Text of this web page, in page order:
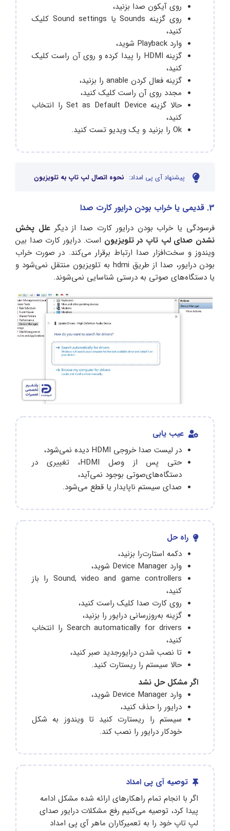
روی آیکون صدا بزنید،
روی گزینه Sounds یا Sound settings کلیک
کنید،
وارد Playback شوید،
گزینه HDMI را پیدا کرده و روی آن راست کلیک
کنید،
گزینه فعال کردن anable را بزنید،
مجدد روی آن راست کلیک کنید،
حالا گزینه Set as Default Device را انتخاب
کنید،
Ok را بزنید و یک ویدیو‌ تست کنید.
پیشنهاد آی پی امداد: نحوه اتصال لپ تاپ به تلویزیون
3. قدیمی یا خراب بودن درایور کارت صدا
فرسودگی یا خراب بودن درایور کارت صدا از دیگرعلل پخش
نشدن صدای لپ تاپ در تلویزیون است. درایور کارت صدا بین
ویندوز و سخت‌افزار صدا ارتباط برقرار می‌کند. در صورت خراب
بودن درایور، صدا از طریق hdmi به تلویزیون منتقل نمی‌شود و
یا دستگاه‌های صوتی به درستی شناسایی نمی‌شوند.
عیب یابی
در لیست صدا خروجی HDMI دیده نمی‌شود،
حتی پس از وصل HDMI، تغییری در
دستگاه‌های‌صوتی بوجود‌ نمی‌آید،
صدای سیستم ناپایدار یا قطع می‌شود.
راه حل
دکمه استارت‌‌را بزنید،
وارد Device Manager شوید،
Sound, video and game controllers را باز
کنید،
روی کارت صدا کلیک راست کنید،
گزینه به‌روزرسانی درایور را بزنید،
Search automatically for drivers را انتخاب
کنید،
تا نصب شدن درایور‌جدید صبر‌ کنید،
حالا سیستم‌‌‌ را ریستارت کنید.
اگر مشکل حل نشد
وارد Device Manager شوید،
درایور را حذف کنید،
سیستم را ریستارت کنید تا ویندوز به شکل
خودکار درایور را نصب کند.
توصیه آی پی امداد
اگر با انجام تمام راهکارهای ارائه شده مشکل ادامه
پیدا کرد، توصیه می‌کنیم رفع مشکلات درایور صدای
لپ تاپ خود را به تعمیرکاران ماهر آی‌ پی امداد